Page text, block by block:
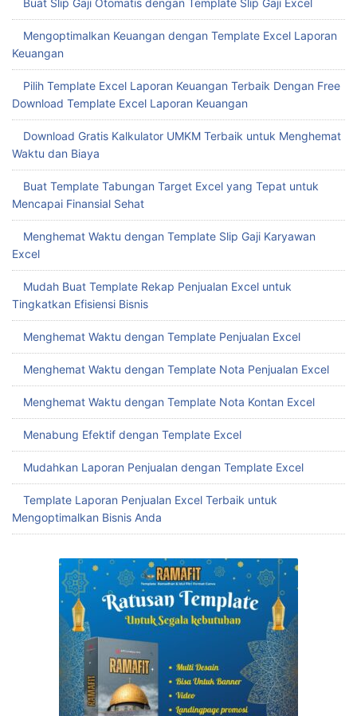
Buat Slip Gaji Otomatis dengan Template Slip Gaji Excel
Mengoptimalkan Keuangan dengan Template Excel Laporan
Keuangan
Pilih Template Excel Laporan Keuangan Terbaik Dengan Free
Download Template Excel Laporan Keuangan
Download Gratis Kalkulator UMKM Terbaik untuk Menghemat
Waktu dan Biaya
Buat Template Tabungan Target Excel yang Tepat untuk
Mencapai Finansial Sehat
Menghemat Waktu dengan Template Slip Gaji Karyawan
Excel
Mudah Buat Template Rekap Penjualan Excel untuk
Tingkatkan Efisiensi Bisnis
Menghemat Waktu dengan Template Penjualan Excel
Menghemat Waktu dengan Template Nota Penjualan Excel
Menghemat Waktu dengan Template Nota Kontan Excel
Menabung Efektif dengan Template Excel
Mudahkan Laporan Penjualan dengan Template Excel
Template Laporan Penjualan Excel Terbaik untuk
Mengoptimalkan Bisnis Anda